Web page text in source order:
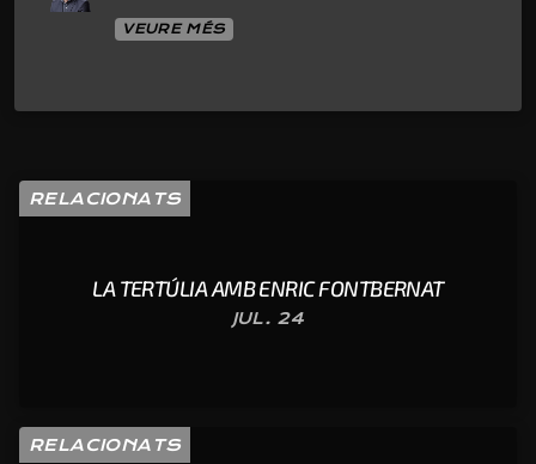
VEURE MÉS
RELACIONATS
LA TERTÚLIA AMB ENRIC FONTBERNAT
JUL. 24
RELACIONATS